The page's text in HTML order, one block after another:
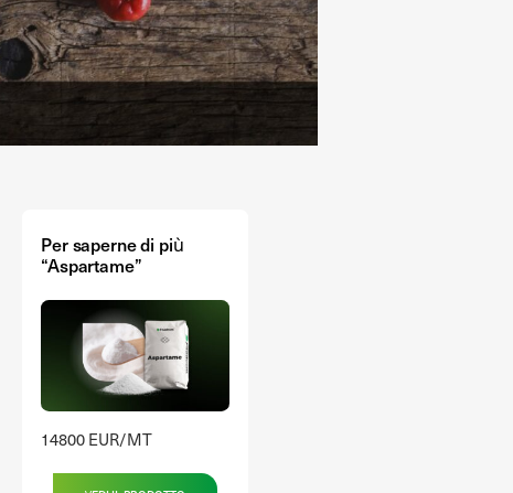
Per saperne di più
“Aspartame”
14800 EUR/MT